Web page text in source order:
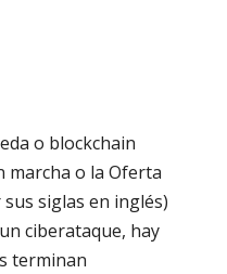
o blockchain
marcha o la Oferta
siglas en inglés)
ciberataque, hay
terminan